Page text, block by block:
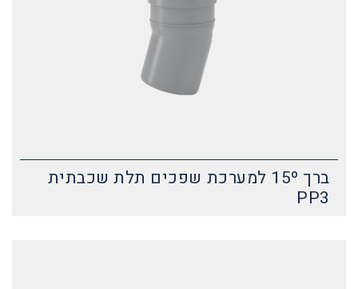
ברך 15º למערכת שפכים תלת שכבתית
PP3